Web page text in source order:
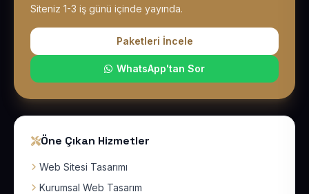
Siteniz 1-3 iş günü içinde yayında.
Paketleri İncele
WhatsApp'tan Sor
Öne Çıkan Hizmetler
Web Sitesi Tasarımı
Kurumsal Web Tasarım